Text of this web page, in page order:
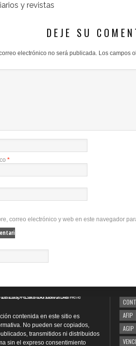
y revistas
DEJE SU
electrónico no será publicada. Los campos
*
correo electrónico y web en este navegador
contenida en este sitio es
No pueden ser copiados,
transmitidos ni distribuidos
sin el expreso consentimiento
AFIP
AGIP